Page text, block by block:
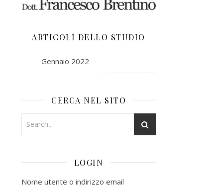
ARTICOLI DELLO STUDIO
Gennaio 2022
CERCA NEL SITO
LOGIN
Nome utente o indirizzo email